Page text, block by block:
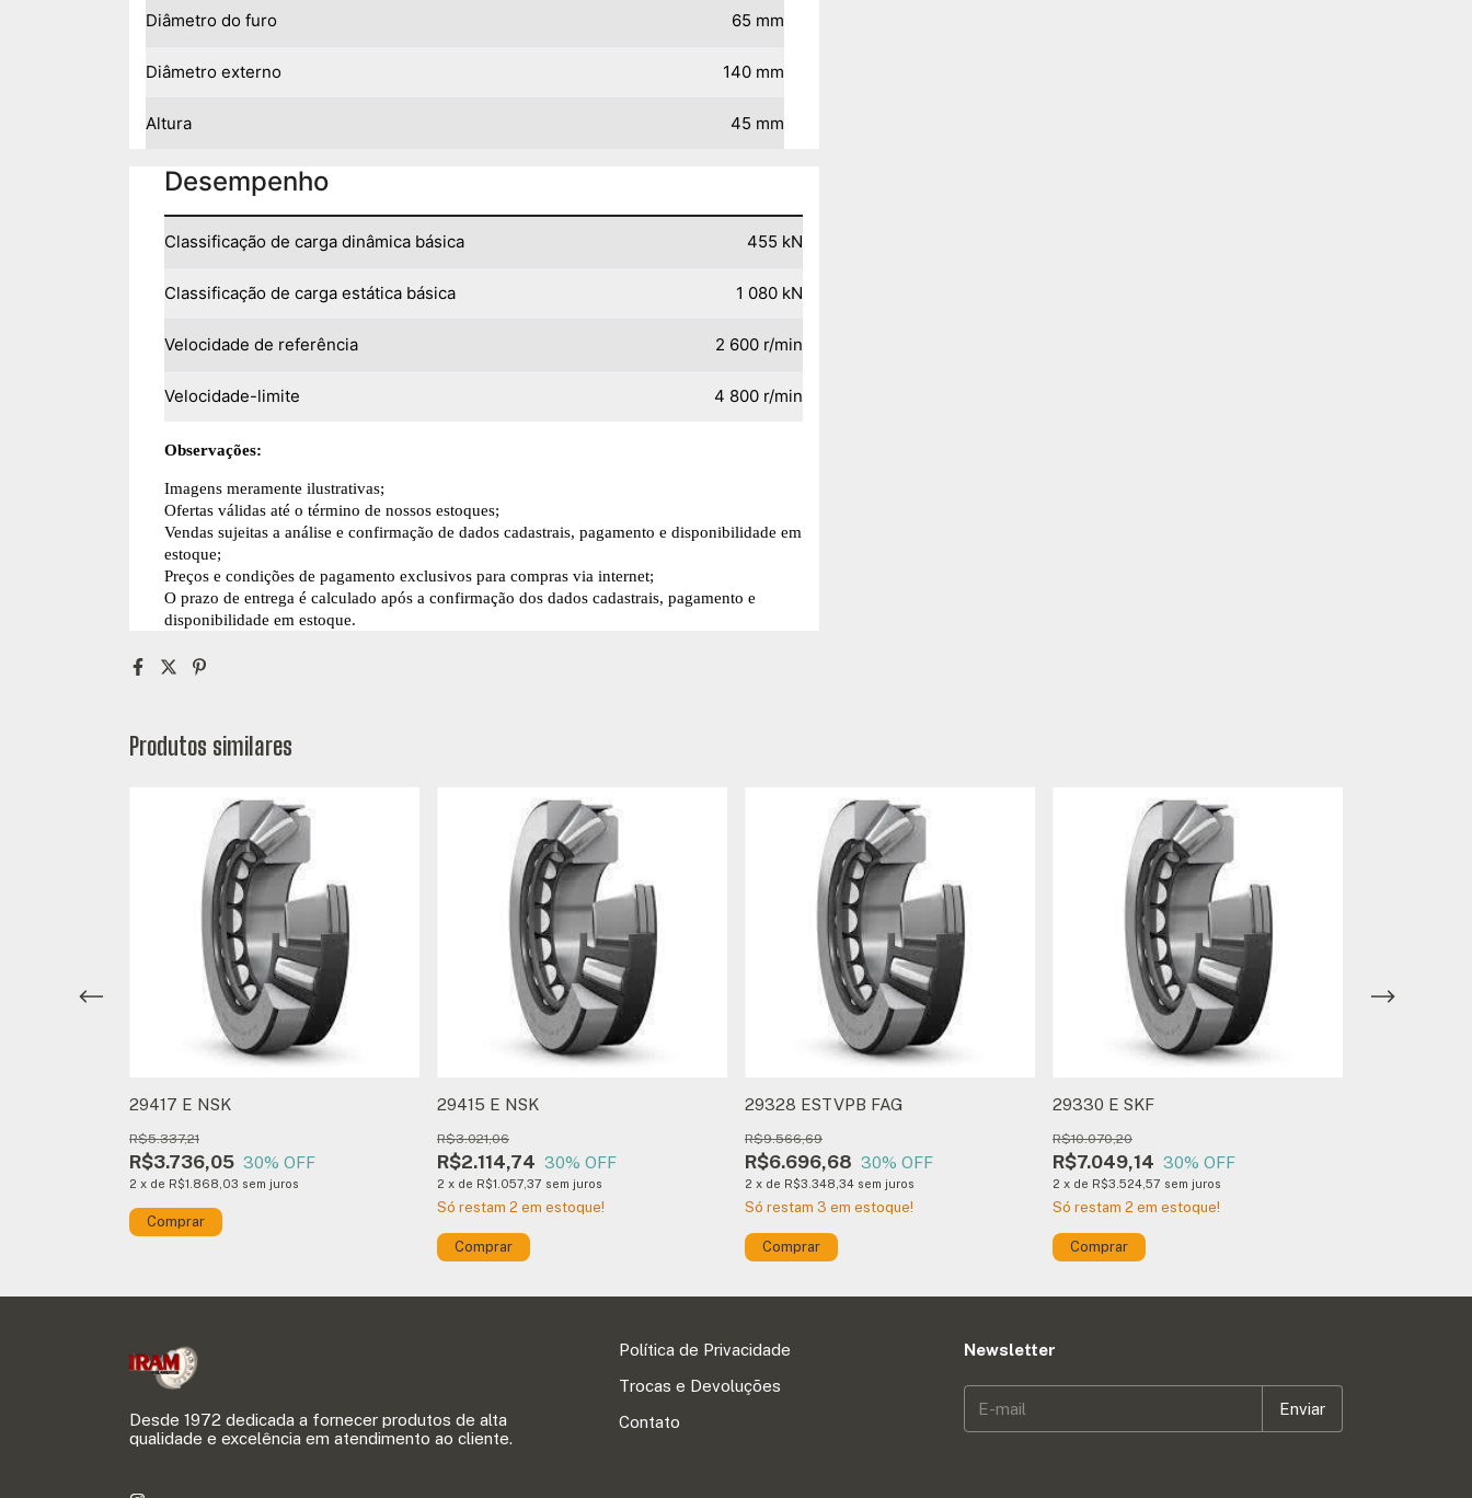
Diâmetro do furo 65 mm
Diâmetro externo 140 mm
Altura 45 mm
Desempenho
Classificação de carga dinâmica básica 455 kN
Classificação de carga estática básica 1 080 kN
Velocidade de referência 2 600 r/min
Velocidade-limite 4 800 r/min
Observações:
Imagens meramente ilustrativas;
Ofertas válidas até o término de nossos estoques;
Vendas sujeitas a análise e confirmação de dados cadastrais, pagamento e disponibilidade em
estoque;
Preços e condições de pagamento exclusivos para compras via internet;
O prazo de entrega é calculado após a confirmação dos dados cadastrais, pagamento e
disponibilidade em estoque.
Produtos similares
29417 E NSK
R$3.736,05
R$5.337,21
30% OFF
2 x de R$1.868,03 sem juros
29415 E NSK
R$2.114,74
R$3.021,06
30% OFF
2 x de R$1.057,37 sem juros
Só restam 2 em estoque!
29328 ESTVPB FAG
R$6.696,68
R$9.566,69
30% OFF
2 x de R$3.348,34 sem juros
Só restam 3 em estoque!
29330 E SKF
R$7.049,14
R$10.070,20
30% OFF
2 x de R$3.524,57 sem juros
Só restam 2 em estoque!
Desde 1972 dedicada a fornecer produtos de alta
qualidade e excelência em atendimento ao cliente.
Política de Privacidade
Trocas e Devoluções
Contato
Newsletter